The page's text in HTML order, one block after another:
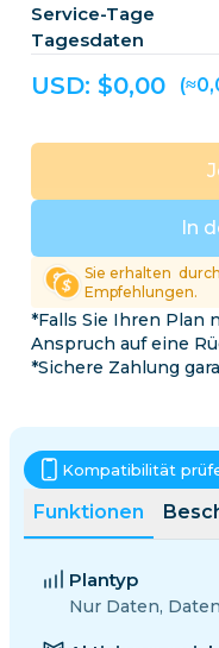
Service-Tage
Tagesdaten
USD: $0,00
In
Sie erhalten
Empfehlungen.
*Falls Sie Ihren Plan
Anspruch auf eine
*Sichere Zahlung
Funktionen
Kompatibilität
Plantyp
Nur Daten,